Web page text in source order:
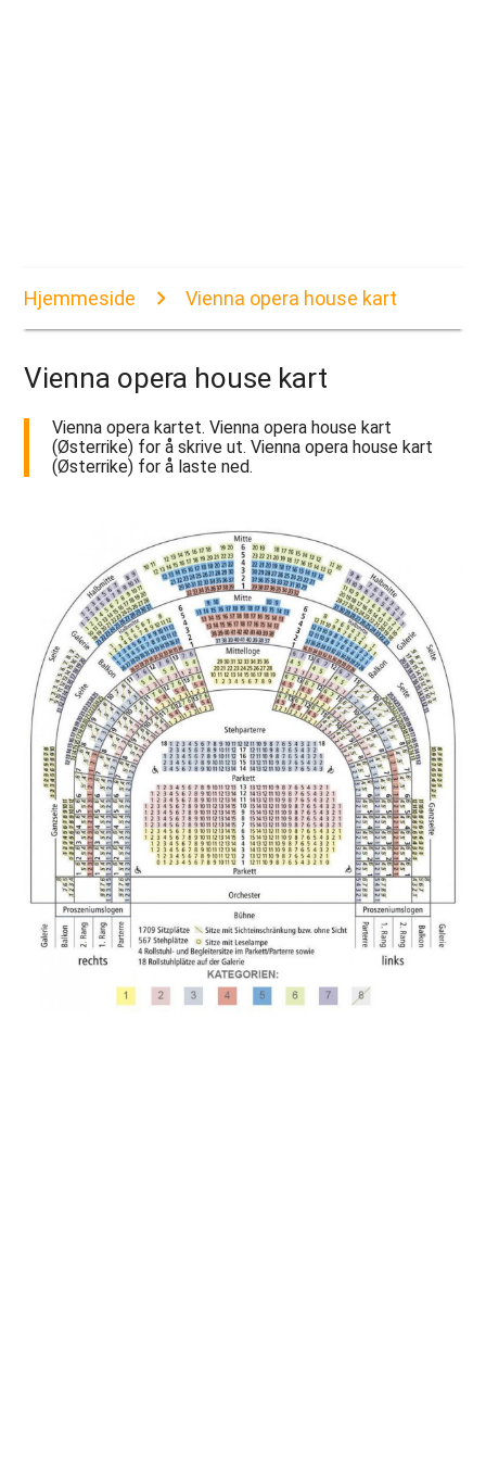
Hjemmeside Vienna opera house kart
Vienna opera house kart
Vienna opera kartet. Vienna opera house kart
(Østerrike) for å skrive ut. Vienna opera house kart
(Østerrike) for å laste ned.